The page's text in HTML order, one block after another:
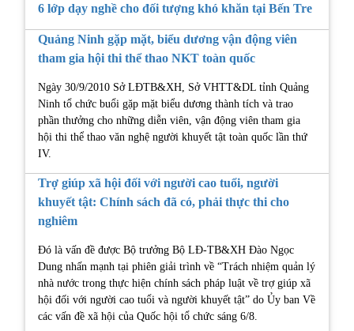
6 lớp dạy nghề cho đối tượng khó khăn tại Bến Tre
Quảng Ninh gặp mặt, biểu dương vận động viên
tham gia hội thi thể thao NKT toàn quốc
Ngày 30/9/2010 Sở LĐTB&XH, Sở VHTT&DL tỉnh Quảng
Ninh tổ chức buổi gặp mặt biểu dương thành tích và trao
phần thưởng cho những diễn viên, vận động viên tham gia
hội thi thể thao văn nghệ người khuyết tật toàn quốc lần thứ
IV.
Trợ giúp xã hội đối với người cao tuổi, người
khuyết tật: Chính sách đã có, phải thực thi cho
nghiêm
Đó là vấn đề được Bộ trưởng Bộ LĐ-TB&XH Đào Ngọc
Dung nhấn mạnh tại phiên giải trình về “Trách nhiệm quản lý
nhà nước trong thực hiện chính sách pháp luật về trợ giúp xã
hội đối với người cao tuổi và người khuyết tật” do Ủy ban Về
các vấn đề xã hội của Quốc hội tổ chức sáng 6/8.